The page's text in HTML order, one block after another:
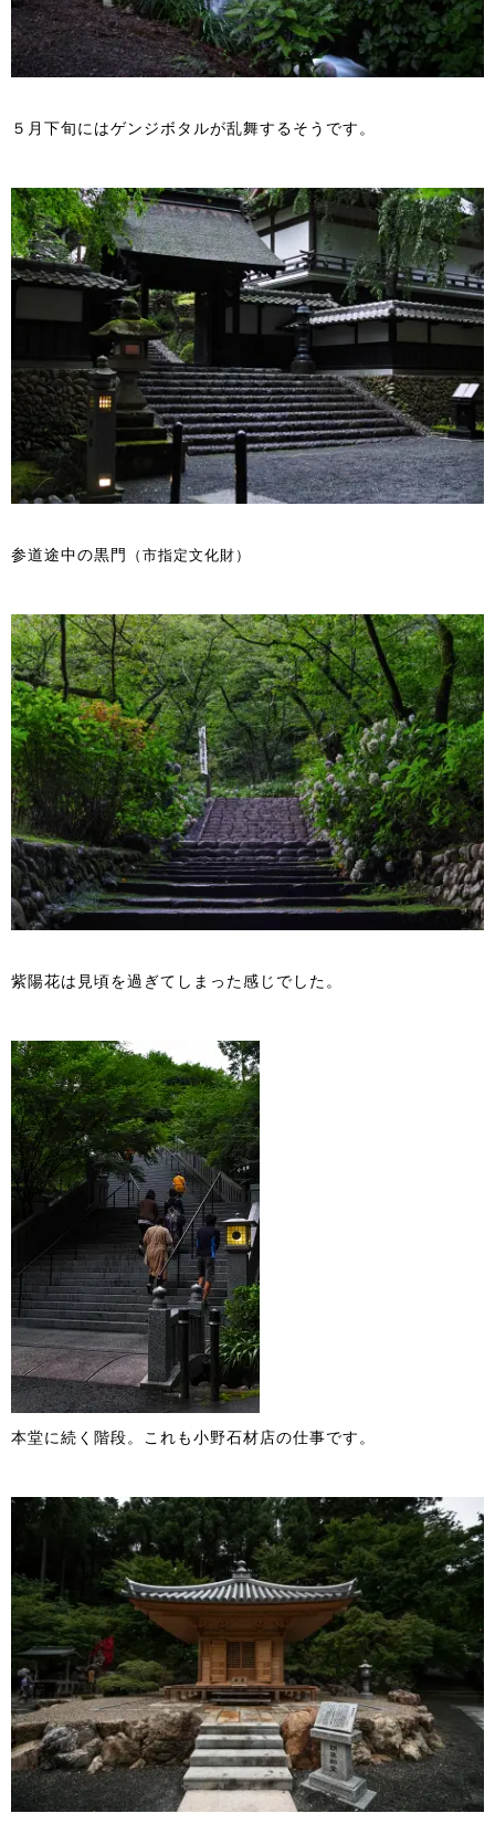
５月下旬にはゲンジボタルが乱舞するそうです。
参道途中の黒門 （市指定文化財）
紫陽花は見頃を過ぎてしまった感じでした。
本堂に続く階段。これも小野石材店の仕事です。